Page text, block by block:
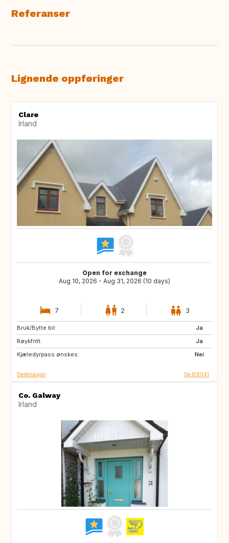
Referanser
Lignende oppføringer
Clare
Irland
Open for exchange
Aug 10, 2026 - Aug 31, 2026 (10 days)
7 2 3
Bruk/Bytte bil:
Ja
Røykfritt:
Ja
Kjæledyrpass ønskes:
Nei
US
CA
Destinasjon Se IE8041
Co. Galway
Irland